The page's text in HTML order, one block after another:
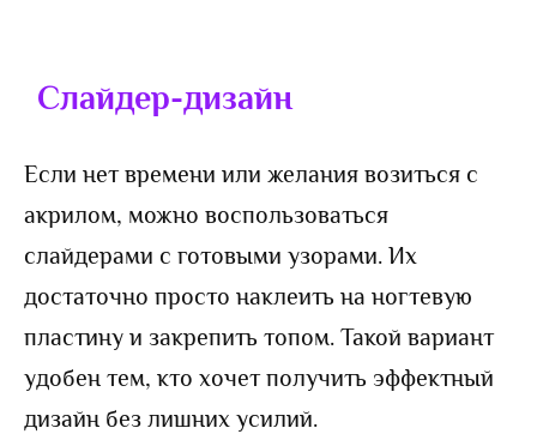
Слайдер-дизайн
Если нет времени или желания возиться с
акрилом, можно воспользоваться
слайдерами с готовыми узорами. Их
достаточно просто наклеить на ногтевую
пластину и закрепить топом. Такой вариант
удобен тем, кто хочет получить эффектный
дизайн без лишних усилий.